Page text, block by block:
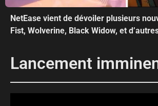
NetEase vient de dévoiler plusieurs
Fist, Wolverine, Black Widow, et
Lancement